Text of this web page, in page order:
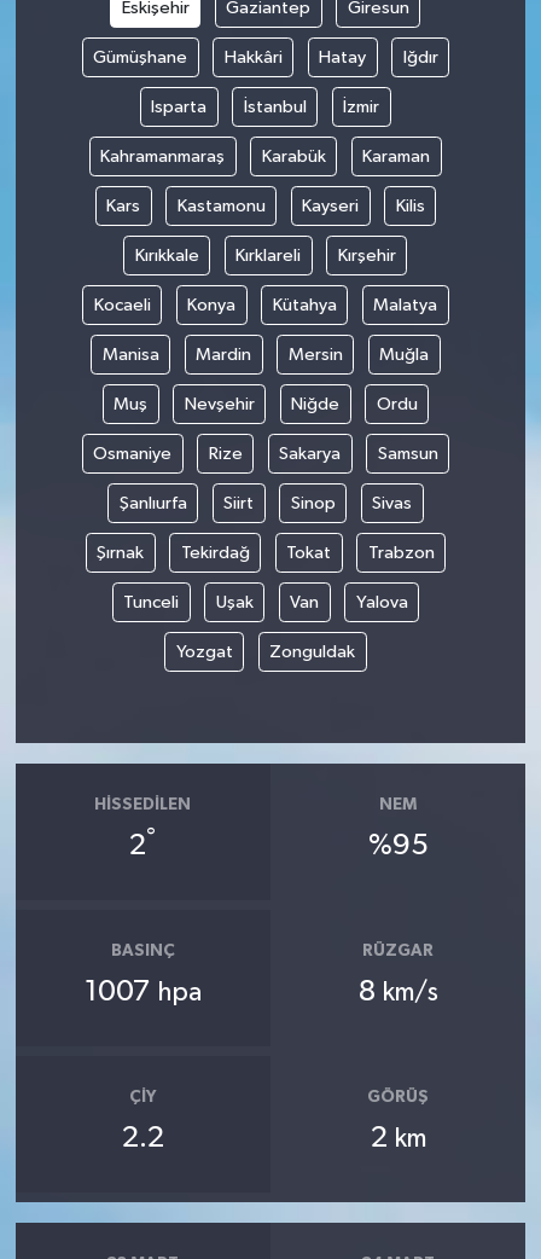
Eskişehir Gaziantep Giresun
Gümüşhane Hakkâri Hatay Iğdır
Isparta İstanbul İzmir
Kahramanmaraş Karabük Karaman
Kars Kastamonu Kayseri Kilis
Kırıkkale Kırklareli Kırşehir
Kocaeli Konya Kütahya Malatya
Manisa Mardin Mersin Muğla
Muş Nevşehir Niğde Ordu
Osmaniye Rize Sakarya Samsun
Şanlıurfa Siirt Sinop Sivas
Şırnak Tekirdağ Tokat Trabzon
Tunceli Uşak Van Yalova
Yozgat Zonguldak
HISSEDILEN
2°
NEM
%95
BASINÇ
1007 hpa
RÜZGAR
8 km/s
ÇIY
2.2
GÖRÜŞ
2 km